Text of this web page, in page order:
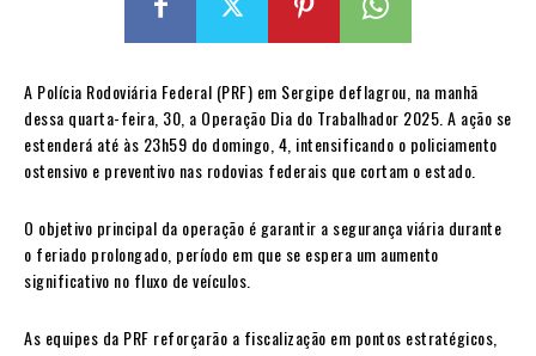
A Polícia Rodoviária Federal (PRF) em Sergipe deflagrou, na manhã
dessa quarta-feira, 30, a Operação Dia do Trabalhador 2025. A ação se
estenderá até às 23h59 do domingo, 4, intensificando o policiamento
ostensivo e preventivo nas rodovias federais que cortam o estado.
O objetivo principal da operação é garantir a segurança viária durante
o feriado prolongado, período em que se espera um aumento
significativo no fluxo de veículos.
As equipes da PRF reforçarão a fiscalização em pontos estratégicos,